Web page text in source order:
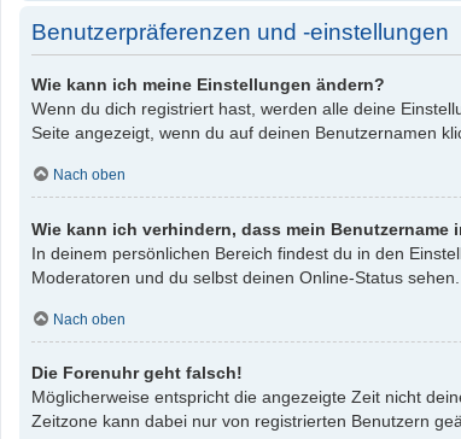
Benutzerpräferenzen und -einstellungen
Wie kann ich meine Einstellungen ändern?
Wenn du dich registriert hast, werden alle deine
Seite angezeigt, wenn du auf deinen Benutzernamen
Nach oben
Wie kann ich verhindern, dass mein
In deinem persönlichen Bereich findest du in den
Moderatoren und du selbst deinen Online-Status
Nach oben
Die Forenuhr geht falsch!
Möglicherweise entspricht die angezeigte Zeit nicht
Zeitzone kann dabei nur von registrierten Benutzern